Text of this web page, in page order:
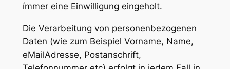
ímmer eine Einwilligung eingeholt.
Die Verarbeitung von personenbezogenen
Daten (wie zum Beispiel Vorname, Name,
eMailAdresse, Postanschrift,